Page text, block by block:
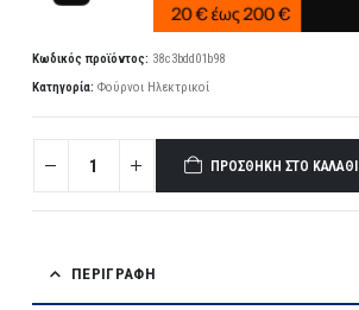
Κωδικός προϊόντος: 38c3bdd01b98
Κατηγορία: Φούρνοι Ηλεκτρικοί
ΠΡΟΣΘΉΚΗ ΣΤΟ ΚΑΛΆΘΙ
ΠΕΡΙΓΡΑΦΉ